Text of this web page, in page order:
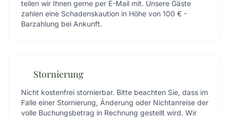
teilen wir Ihnen gerne per E-Mail mit. Unsere Gäste
zahlen eine Schadenskaution in Höhe von 100 € -
Barzahlung bei Ankunft.
Stornierung
Nicht kostenfrei stornierbar. Bitte beachten Sie, dass im
Falle einer Stornierung, Änderung oder Nichtanreise der
volle Buchungsbetrag in Rechnung gestellt wird. Wir